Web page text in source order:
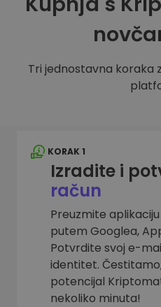
Tri jednostavna koraka
KORAK 1
Izradite i
račun
Preuzmite
putem Googlea,
Potvrdite svoj e-
identitet.
potencijal
nekoliko minuta!